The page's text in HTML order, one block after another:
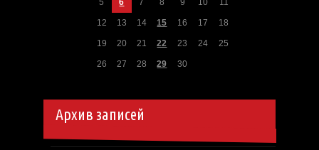
5 6 7 8 9 10 11
12 13 14 15 16 17 18
19 20 21 22 23 24 25
26 27 28 29 30
Архив записей